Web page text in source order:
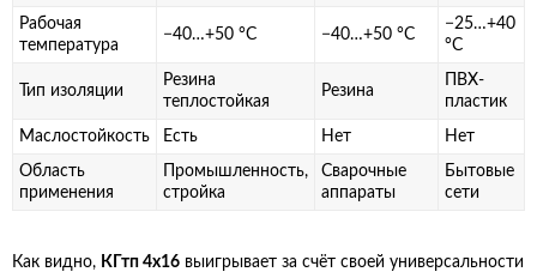
Рабочая
температура
−40…+50 °C −40…+50 °C
−25…+40
°C
Тип изоляции
Резина
теплостойкая
Резина
ПВХ-
пластик
Маслостойкость Есть Нет Нет
Область
применения
Промышленность,
стройка
Сварочные
аппараты
Бытовые
сети
Как видно, КГтп 4х16 выигрывает за счёт своей универсальности